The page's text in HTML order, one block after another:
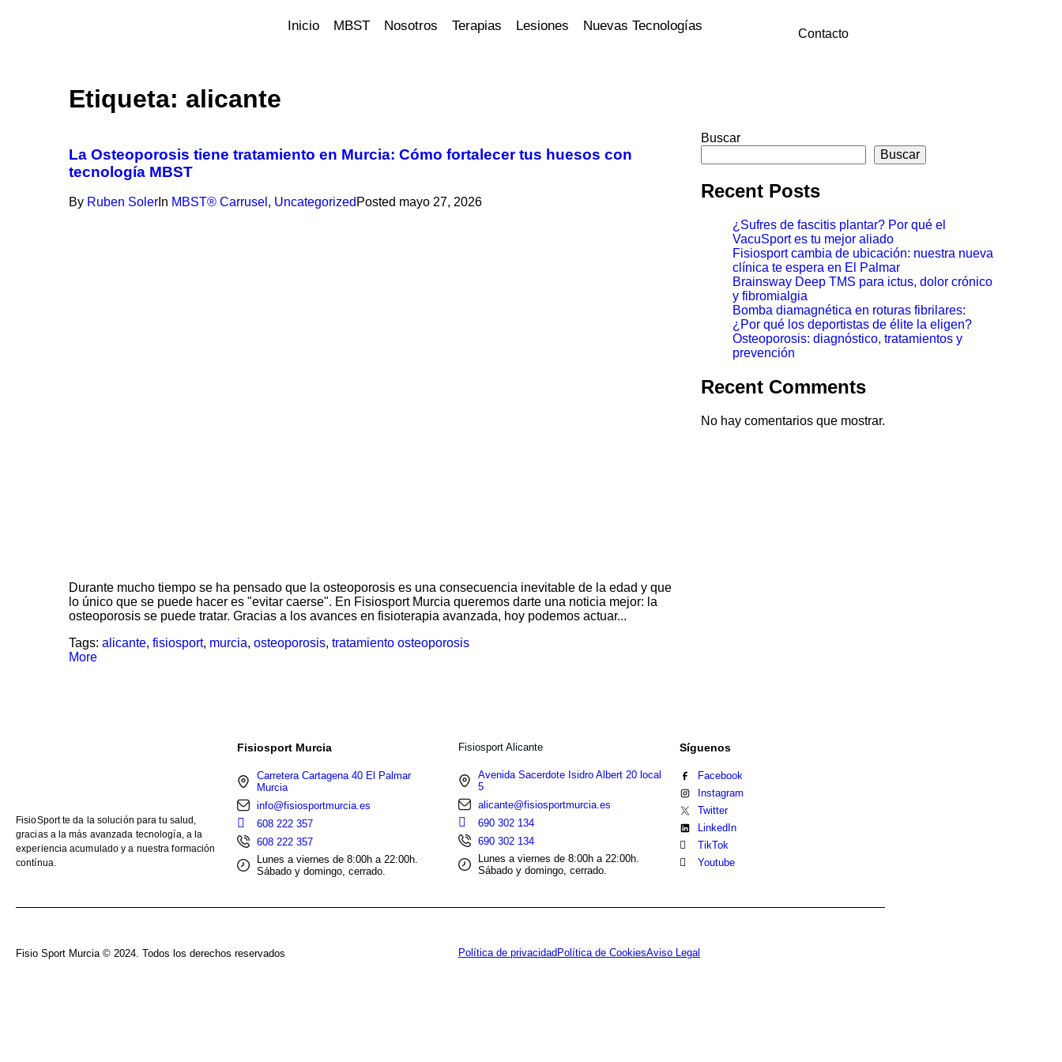
Inicio MBST Nosotros Terapias Lesiones Nuevas Tecnologías
Contacto
Etiqueta: alicante
La Osteoporosis tiene tratamiento en Murcia: Cómo fortalecer tus huesos con
tecnología MBST
By Ruben Soler In MBST® Carrusel , Uncategorized Posted mayo 27, 2026
Durante mucho tiempo se ha pensado que la osteoporosis es una consecuencia inevitable de la edad y que
lo único que se puede hacer es "evitar caerse". En Fisiosport Murcia queremos darte una noticia mejor: la
osteoporosis se puede tratar. Gracias a los avances en fisioterapia avanzada, hoy podemos actuar...
Tags: alicante, fisiosport, murcia, osteoporosis, tratamiento osteoporosis
More
Buscar
Buscar
Recent Posts
¿Sufres de fascitis plantar? Por qué el
VacuSport es tu mejor aliado
Fisiosport cambia de ubicación: nuestra nueva
clínica te espera en El Palmar
Brainsway Deep TMS para ictus, dolor crónico
y fibromialgia
Bomba diamagnética en roturas fibrilares:
¿Por qué los deportistas de élite la eligen?
Osteoporosis: diagnóstico, tratamientos y
prevención
Recent Comments
No hay comentarios que mostrar.
FisioSport te da la solución para tu salud,
gracias a la más avanzada tecnología, a la
experiencia acumulado y a nuestra formación
contínua.
Fisiosport Murcia
Carretera Cartagena 40 El Palmar
Murcia
info@fisiosportmurcia.es
608 222 357
608 222 357
Lunes a viernes de 8:00h a 22:00h.
Sábado y domingo, cerrado.
Fisiosport Alicante
Avenida Sacerdote Isidro Albert 20 local
5
alicante@fisiosportmurcia.es
690 302 134
690 302 134
Lunes a viernes de 8:00h a 22:00h.
Sábado y domingo, cerrado.
Síguenos
Facebook
Instagram
Twitter
LinkedIn
TikTok
Youtube
Fisio Sport Murcia © 2024. Todos los derechos reservados Política de privacidad Política de CookiesAviso Legal